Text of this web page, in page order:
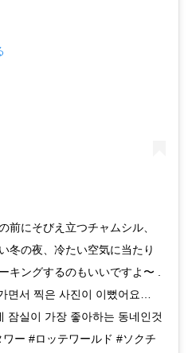
前にそびえ立つチャムシル、
冬の夜、冷たい空気に当たり
キングするのもいいですよ〜 .
면서 찍은 사진이 이뻤어요…
잠실이 가장 좋아하는 동네인것
ー #ロッテワールド #ソクチ